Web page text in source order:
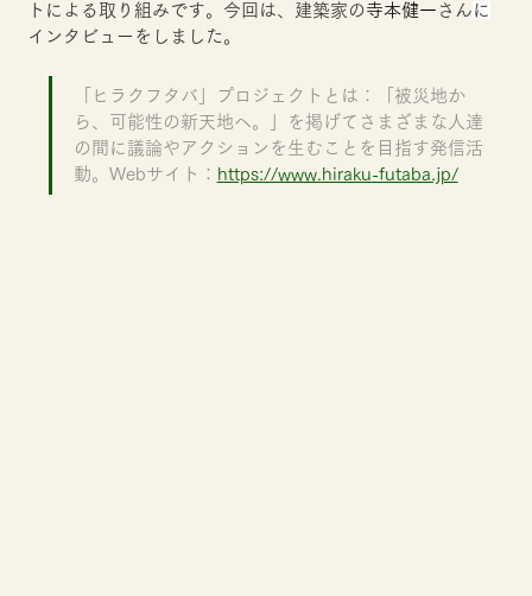
トによる取り組みです。今回は、建築家の寺本健一 さん に
インタビューをしました。
「ヒラクフタバ」プロジェクトとは：「被災地か
ら、可能性の新天地へ。」を掲げてさまざまな人達
の間に議論やアクションを生むことを目指す発信活
動。Webサイト： https://www.hiraku-futaba.jp/